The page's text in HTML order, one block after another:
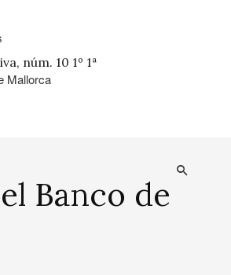
núm. 10 1º 1ª
Mallorca
Banco de